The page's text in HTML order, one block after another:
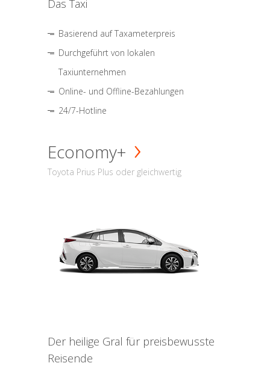
Das Taxi
Basierend auf Taxameterpreis
Durchgeführt von lokalen
Taxiunternehmen
Online- und Offline-Bezahlungen
24/7-Hotline
Economy+
Toyota Prius Plus oder gleichwertig
Der heilige Gral für preisbewusste
Reisende